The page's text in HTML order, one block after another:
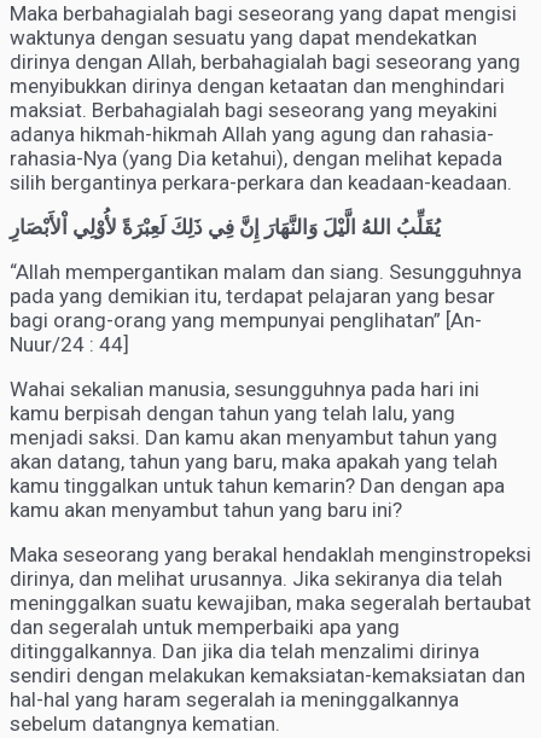
Maka berbahagialah bagi seseorang yang dapat mengisi
waktunya dengan sesuatu yang dapat mendekatkan
dirinya dengan Allah, berbahagialah bagi seseorang yang
menyibukkan dirinya dengan ketaatan dan menghindari
maksiat. Berbahagialah bagi seseorang yang meyakini
adanya hikmah-hikmah Allah yang agung dan rahasia-
rahasia-Nya (yang Dia ketahui), dengan melihat kepada
silih bergantinya perkara-perkara dan keadaan-keadaan.
يُقَلِّبُ اللهُ الَّيْلَ وَالنَّهَارَ إِنَّ فِي ذَلِكَ لَعِبْرَةً لأُوْلِي اْلأَبْصَارِ
“Allah mempergantikan malam dan siang. Sesungguhnya
pada yang demikian itu, terdapat pelajaran yang besar
bagi orang-orang yang mempunyai penglihatan” [An-
Nuur/24 : 44]
Wahai sekalian manusia, sesungguhnya pada hari ini
kamu berpisah dengan tahun yang telah lalu, yang
menjadi saksi. Dan kamu akan menyambut tahun yang
akan datang, tahun yang baru, maka apakah yang telah
kamu tinggalkan untuk tahun kemarin? Dan dengan apa
kamu akan menyambut tahun yang baru ini?
Maka seseorang yang berakal hendaklah menginstropeksi
dirinya, dan melihat urusannya. Jika sekiranya dia telah
meninggalkan suatu kewajiban, maka segeralah bertaubat
dan segeralah untuk memperbaiki apa yang
ditinggalkannya. Dan jika dia telah menzalimi dirinya
sendiri dengan melakukan kemaksiatan-kemaksiatan dan
hal-hal yang haram segeralah ia meninggalkannya
sebelum datangnya kematian.